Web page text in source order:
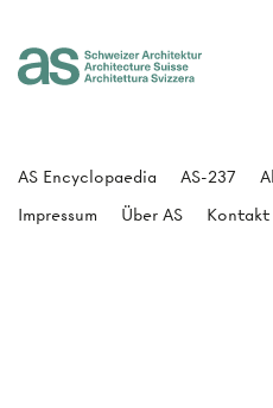
AS Encyclopaedia AS-237
Impressum
Über AS Kontakt